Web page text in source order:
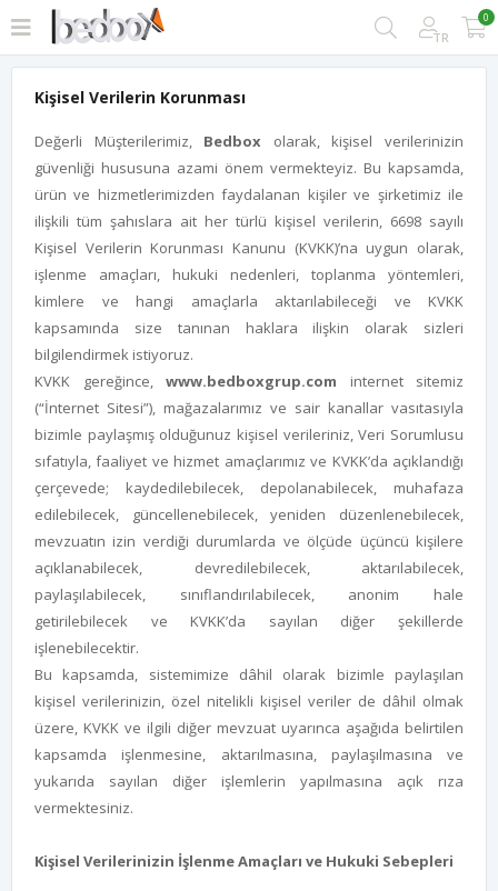
TR
0
Kişisel Verilerin Korunması
Değerli Müşterilerimiz, Bedbox olarak, kişisel verilerinizin
güvenliği hususuna azami önem vermekteyiz. Bu kapsamda,
ürün ve hizmetlerimizden faydalanan kişiler ve şirketimiz ile
ilişkili tüm şahıslara ait her türlü kişisel verilerin, 6698 sayılı
Kişisel Verilerin Korunması Kanunu (KVKK)’na uygun olarak,
işlenme amaçları, hukuki nedenleri, toplanma yöntemleri,
kimlere ve hangi amaçlarla aktarılabileceği ve KVKK
kapsamında size tanınan haklara ilişkin olarak sizleri
bilgilendirmek istiyoruz.
KVKK gereğince, www.bedboxgrup.com internet sitemiz
(“İnternet Sitesi”), mağazalarımız ve sair kanallar vasıtasıyla
bizimle paylaşmış olduğunuz kişisel verileriniz, Veri Sorumlusu
sıfatıyla, faaliyet ve hizmet amaçlarımız ve KVKK’da açıklandığı
çerçevede; kaydedilebilecek, depolanabilecek, muhafaza
edilebilecek, güncellenebilecek, yeniden düzenlenebilecek,
mevzuatın izin verdiği durumlarda ve ölçüde üçüncü kişilere
açıklanabilecek, devredilebilecek, aktarılabilecek,
paylaşılabilecek, sınıflandırılabilecek, anonim hale
getirilebilecek ve KVKK’da sayılan diğer şekillerde
işlenebilecektir.
Bu kapsamda, sistemimize dâhil olarak bizimle paylaşılan
kişisel verilerinizin, özel nitelikli kişisel veriler de dâhil olmak
üzere, KVKK ve ilgili diğer mevzuat uyarınca aşağıda belirtilen
kapsamda işlenmesine, aktarılmasına, paylaşılmasına ve
yukarıda sayılan diğer işlemlerin yapılmasına açık rıza
vermektesiniz.
Kişisel Verilerinizin İşlenme Amaçları ve Hukuki Sebepleri